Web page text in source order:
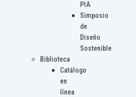
PIA
Simposio
de
Diseño
Sostenible
Biblioteca
Catálogo
en
línea